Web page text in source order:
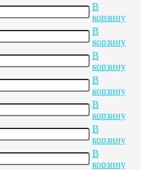
В
корзину
В
корзину
В
корзину
В
корзину
В
корзину
В
корзину
В
корзину